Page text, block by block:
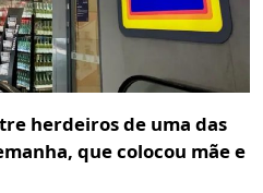
herdeiros de uma das
que colocou mãe e